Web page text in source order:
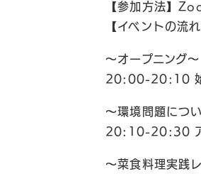
【参加方法】
【イベントの流れ
〜オープニング〜
20:00-20:10 始
〜環境問題につ
20:10-20:30 ア
〜菜食料理実践